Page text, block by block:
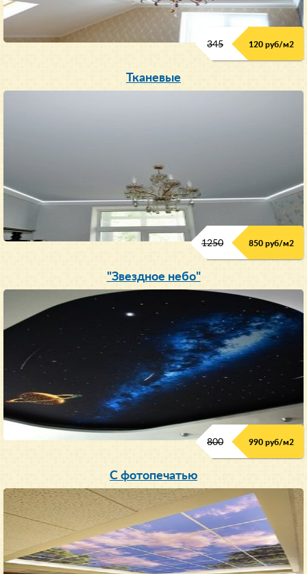
345 120 руб/м2
Тканевые
1250 850 руб/м2
"Звездное небо"
800 990 руб/м2
С фотопечатью